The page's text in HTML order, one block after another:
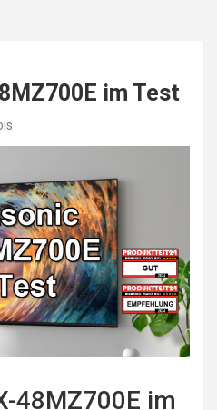
im Test
48MZ700E im